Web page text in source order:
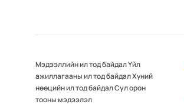
Мэдээллийн ил тод байдалҮйл
ажиллагааны ил тод байдалХүний
нөөцийн ил тод байдалСул орон
тооны мэдээлэл